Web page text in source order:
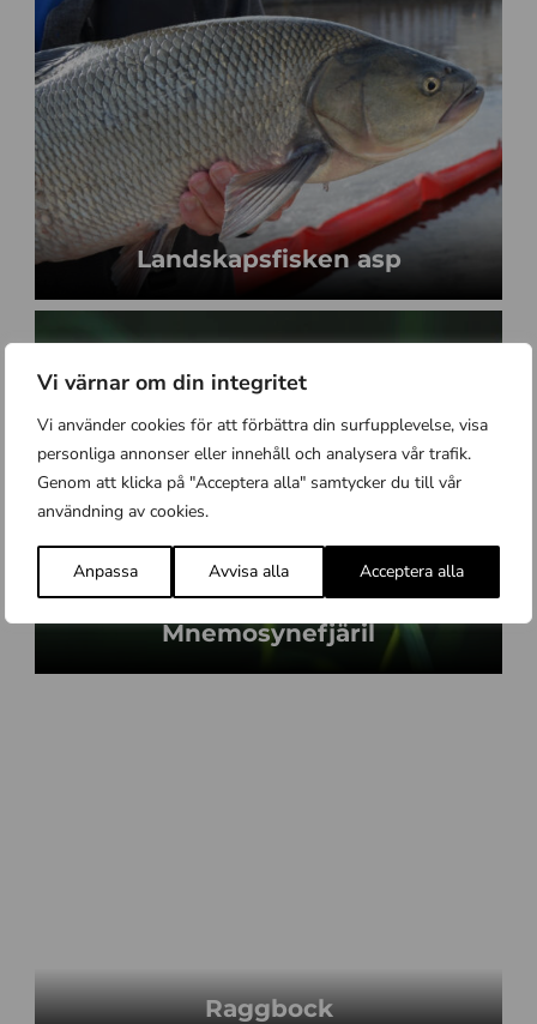
Vi värnar om din integritet
Vi använder cookies för att förbättra din surfupplevelse, visa
personliga annonser eller innehåll och analysera vår trafik.
Genom att klicka på "Acceptera alla" samtycker du till vår
användning av cookies.
Anpassa Avvisa alla Acceptera alla
Landskapsfisken asp
Mnemosynefjäril
Raggbock